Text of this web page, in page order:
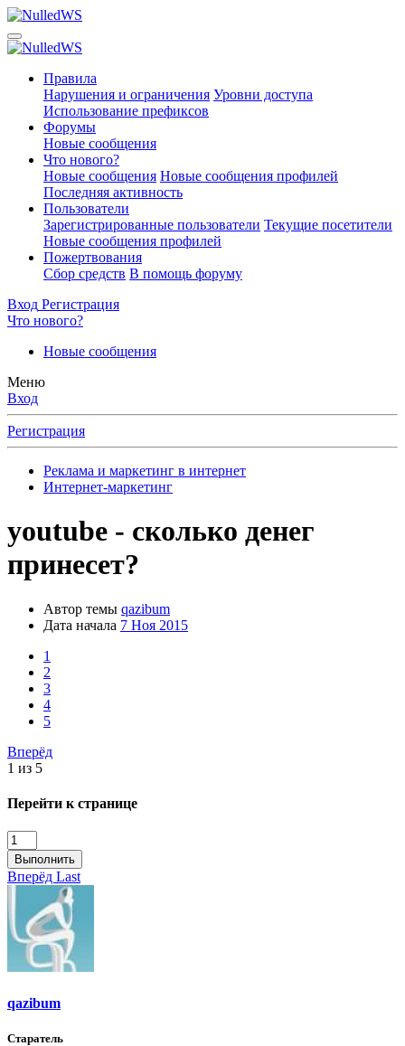
Правила
Нарушения и ограничения Уровни доступа
Использование префиксов
Форумы
Новые сообщения
Что нового?
Новые сообщения Новые сообщения профилей
Последняя активность
Пользователи
Зарегистрированные пользователи Текущие посетители
Новые сообщения профилей
Пожертвования
Сбор средств В помощь форуму
Вход Регистрация
Что нового?
Новые сообщения
Меню
Вход
Регистрация
Реклама и маркетинг в интернет
Интернет-маркетинг
youtube - сколько денег
принесет?
Автор темы qazibum
Дата начала 7 Ноя 2015
1
2
3
4
5
Вперёд
1 из 5
Перейти к странице
Выполнить
Вперёд Last
qazibum
Старатель